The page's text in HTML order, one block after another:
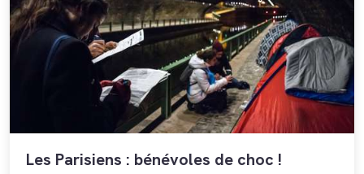
Les Parisiens : bénévoles de choc !